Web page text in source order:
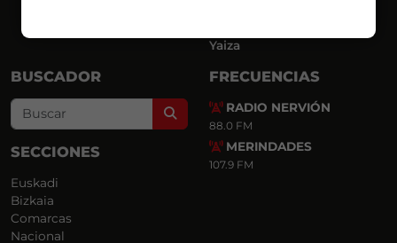
Yaiza
BUSCADOR
Search
SECCIONES
Euskadi
Bizkaia
Comarcas
Nacional
FRECUENCIAS
RADIO NERVIÓN
88.0 FM
MERINDADES
107.9 FM